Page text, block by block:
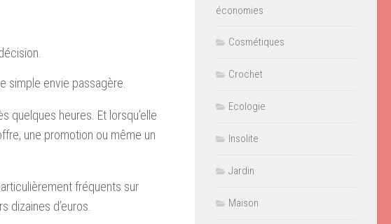
simple envie passagère.
quelques heures. Et lorsqu’elle
une promotion ou même un
fréquents sur
dizaines d’euros.
économies
Cosmétiques
Crochet
Ecologie
Insolite
Jardin
Maison